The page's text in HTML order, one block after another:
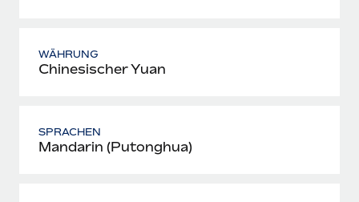
WÄHRUNG
Chinesischer Yuan
SPRACHEN
Mandarin (Putonghua)